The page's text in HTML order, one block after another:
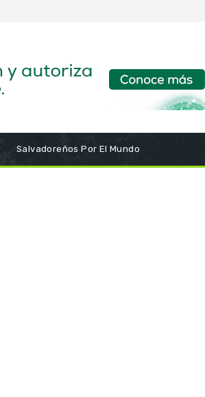
Salvadoreños Por El Mundo